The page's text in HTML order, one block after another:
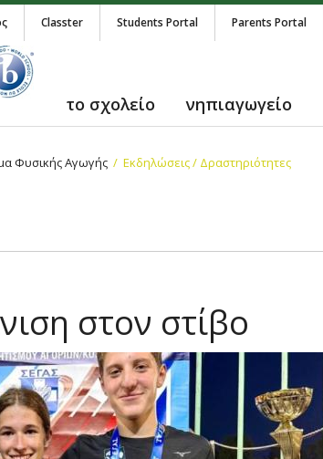
Classter Students Portal Parents Portal
το σχολείο νηπιαγωγείο
Φυσικής Αγωγής Εκδηλώσεις / Δραστηριότητες
στον στίβο